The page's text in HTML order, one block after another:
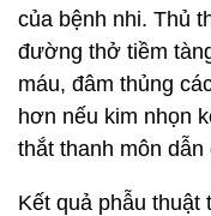
của bệnh nhi. Thủ
đường thở tiềm
máu, đâm thủng
hơn nếu kim nhọn
thắt thanh môn
Kết quả phẫu thuật